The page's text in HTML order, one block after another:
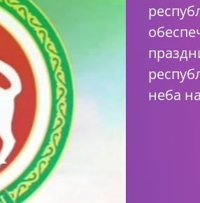
неба